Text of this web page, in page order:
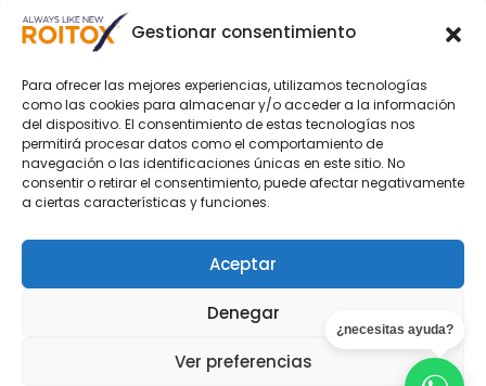
Gestionar consentimiento
Para ofrecer las mejores experiencias, utilizamos tecnologías
como las cookies para almacenar y/o acceder a la información
del dispositivo. El consentimiento de estas tecnologías nos
permitirá procesar datos como el comportamiento de
navegación o las identificaciones únicas en este sitio. No
consentir o retirar el consentimiento, puede afectar negativamente
a ciertas características y funciones.
Aceptar
Denegar
Ver preferencias
SOCIAL MEDIA
MÉTODOS DE PAGO
© 2024 Todos los derechos reservados · ROITOX® de
Serglobert Hispania S.L. - by Torrent Studio®
¿necesitas ayuda?